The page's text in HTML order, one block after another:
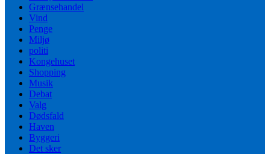
Grænsehandel
Vind
Penge
Miljø
politi
Kongehuset
Shopping
Musik
Debat
Valg
Dødsfald
Haven
Byggeri
Det sker